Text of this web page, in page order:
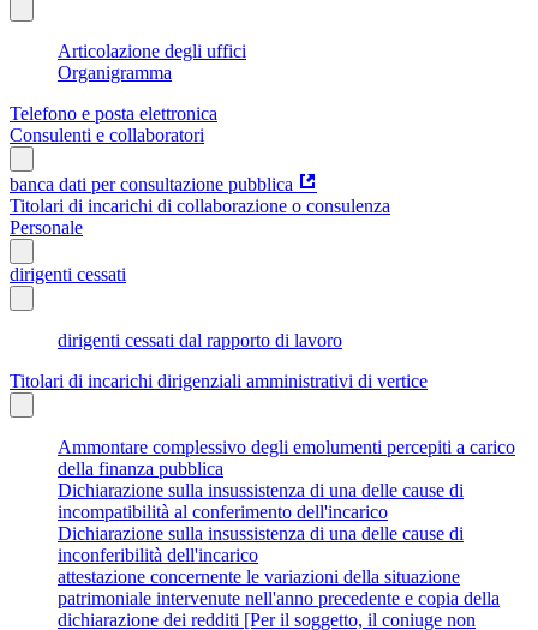
Articolazione degli uffici
Organigramma
Telefono e posta elettronica
Consulenti e collaboratori
banca dati per consultazione pubblica
Titolari di incarichi di collaborazione o consulenza
Personale
dirigenti cessati
dirigenti cessati dal rapporto di lavoro
Titolari di incarichi dirigenziali amministrativi di vertice
Ammontare complessivo degli emolumenti percepiti a carico
della finanza pubblica
Dichiarazione sulla insussistenza di una delle cause di
incompatibilità al conferimento dell'incarico
Dichiarazione sulla insussistenza di una delle cause di
inconferibilità dell'incarico
attestazione concernente le variazioni della situazione
patrimoniale intervenute nell'anno precedente e copia della
dichiarazione dei redditi [Per il soggetto, il coniuge non